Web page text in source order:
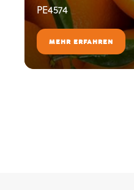
PE4574
MEHR ERFAHREN